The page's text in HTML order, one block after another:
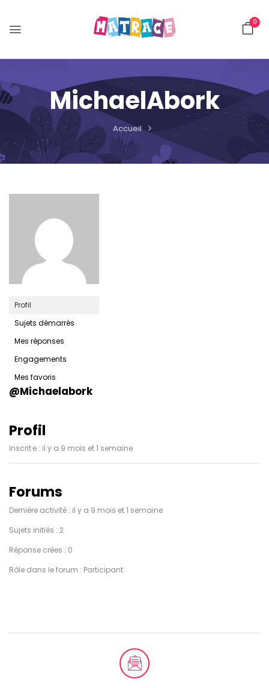
0
MichaelAbork
Accueil
Profil
Sujets démarrés
Mes réponses
Engagements
Mes favoris
@michaelabork
Profil
Inscrit·e : il y a 9 mois et 1 semaine
Forums
Dernière activité : il y a 9 mois et 1 semaine
Sujets initiés : 2
Réponse crées : 0
Rôle dans le forum : Participant